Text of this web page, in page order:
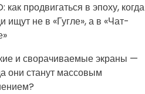
как продвигаться в эпоху, когда
ищут не в «Гугле», а в «Чат-
и сворачиваемые экраны —
они станут массовым